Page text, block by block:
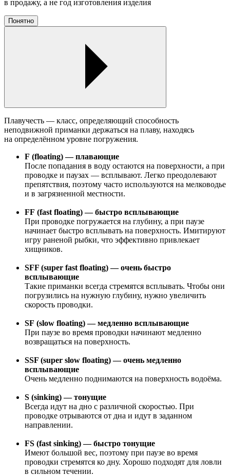
в продажу, а не год изготовления изделия
Понятно
Плавучесть — класс, определяющий способность
неподвижной приманки держаться на плаву, находясь
на определённом уровне погружения.
F (floating) — плавающие
После попадания в воду остаются на поверхности, а при
проводке и паузах — всплывают. Легко преодолевают
препятствия, поэтому часто используются на мелководье
и в загрязненной местности.
FF (fast floating) — быстро всплывающие
При проводке погружается на глубину, а при паузе
начинает быстро всплывать на поверхность. Имитируют
игру раненой рыбки, что эффективно привлекает
хищников.
SFF (super fast floating) — очень быстро
всплывающие
Такие приманки всегда стремятся всплывать. Чтобы они
погрузились на нужную глубину, нужно увеличить
скорость проводки.
SF (slow floating) — медленно всплывающие
При паузе во время проводки начинают медленно
возвращаться на поверхность.
SSF (super slow floating) — очень медленно
всплывающие
Очень медленно поднимаются на поверхность водоёма.
S (sinking) — тонущие
Всегда идут на дно с различной скоростью. При
проводке отрываются от дна и идут в заданном
направлении.
FS (fast sinking) — быстро тонущие
Имеют большой вес, поэтому при паузе во время
проводки стремятся ко дну. Хорошо подходят для ловли
в сильном течении.